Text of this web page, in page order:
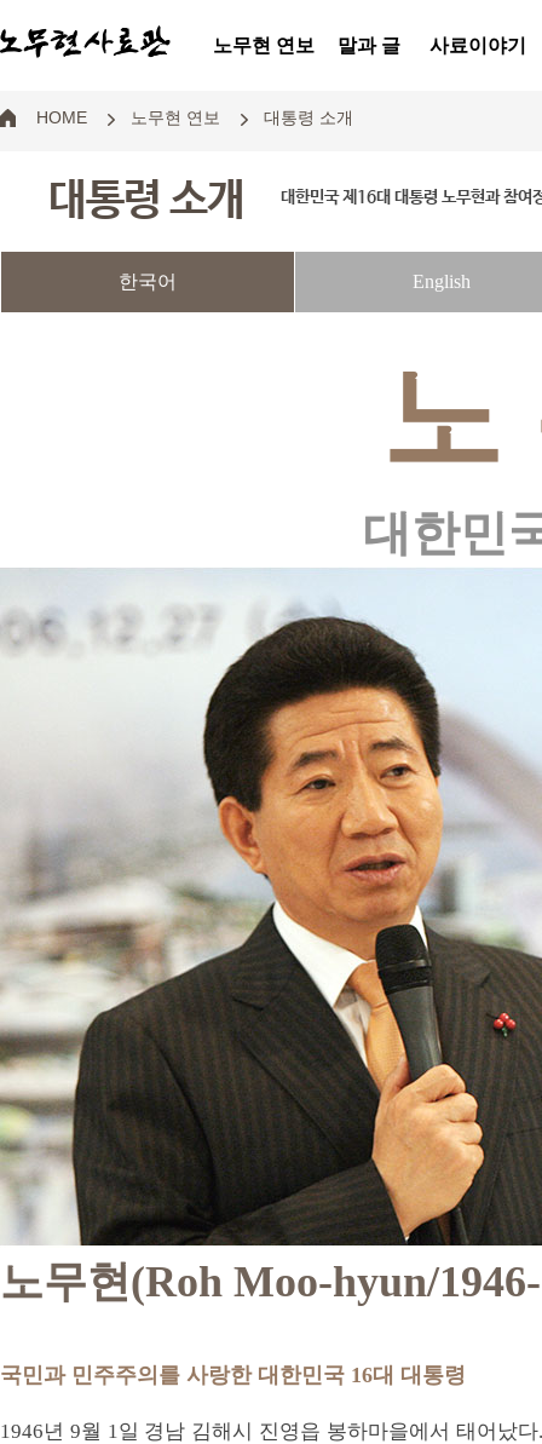
노무현 연보 말과 글 사료이야기
HOME 노무현 연보 대통령 소개
대통령 소개 대한민국 제16대 대통령 노무현과 참여
한국어 English
노
대한민
노무현(Roh Moo-hyun/
국민과 민주주의를 사랑한 대한민국 16대 대통령
1946년 9월 1일 경남 김해시 진영읍 봉하마을에서 태어났다